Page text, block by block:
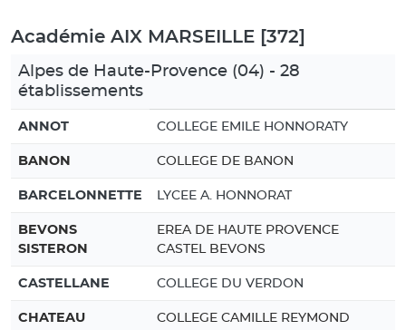
Académie AIX MARSEILLE [372]
Alpes de Haute-Provence (04) - 28
établissements
ANNOT COLLEGE EMILE HONNORATY
BANON COLLEGE DE BANON
BARCELONNETTE LYCEE A. HONNORAT
BEVONS
SISTERON
EREA DE HAUTE PROVENCE
CASTEL BEVONS
CASTELLANE COLLEGE DU VERDON
CHATEAU
COLLEGE CAMILLE REYMOND